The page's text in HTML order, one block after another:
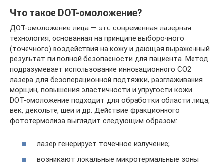
Что такое DOT-омоложение?
ДОТ-омоложение лица — это современная лазерная
технология, основанная на принципе выборочного
(точечного) воздействия на кожу и дающая выраженный
результат пи полной безопасности для пациента. Метод
подразумевает использование инновационного CO2
лазера для безоперационной подтяжки, разглаживания
морщин, повышения эластичности и упругости кожи.
DOT-омоложение подходит для обработки области лица,
век, декольте, шеи и др. Действие фракционного
фототермолиза выглядит следующим образом:
лазер генерирует точечное излучение;
возникают локальные микротермальные зоны